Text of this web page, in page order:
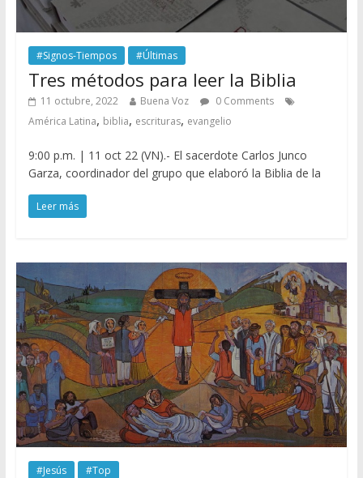
#Signos-Tiempos #Últimas
Tres métodos para leer la Biblia
11 octubre, 2022 Buena Voz
0 Comments
América Latina, biblia, escrituras, evangelio
9:00 p.m. | 11 oct 22 (VN).- El sacerdote Carlos Junco
Garza, coordinador del grupo que elaboró la Biblia de la
Leer más
#Jesús #Top